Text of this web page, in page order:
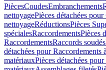
PiècesCoudesEmbranchements
nettoyagePièces détachées
nettoyageRéductionsPièces
spécialesRaccordementsPièces
RaccordementsRaccords soudés
détachées pour Raccordements
matériauxPièces détachées